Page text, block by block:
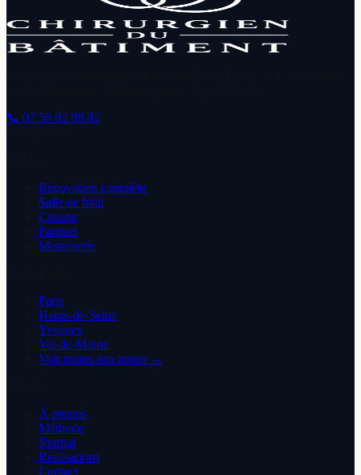
📞 07 56 82 88 82
Rénovation complète
Salle de bain
Cuisine
Parquet
Menuiserie
Paris
Hauts-de-Seine
Yvelines
Val-de-Marne
Voir toutes nos zones →
À propos
Méthode
Journal
Réalisations
Contact